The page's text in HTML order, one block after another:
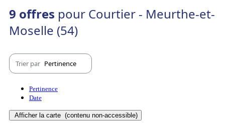
9 offres pour Courtier - Meurthe-et-
Moselle (54)
Trier par Pertinence
Pertinence
Date
Afficher la carte (contenu non-accessible)